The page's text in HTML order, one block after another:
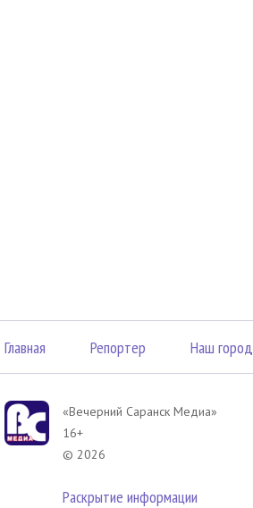
Главная Репортер Наш город
«Вечерний Саранск Mедиа»
16+
© 2026
Раскрытие информации